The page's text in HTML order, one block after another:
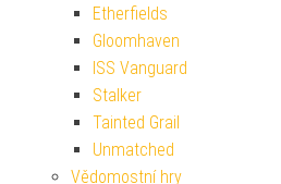
Etherfields
Gloomhaven
ISS Vanguard
Stalker
Tainted Grail
Unmatched
Vědomostní hry